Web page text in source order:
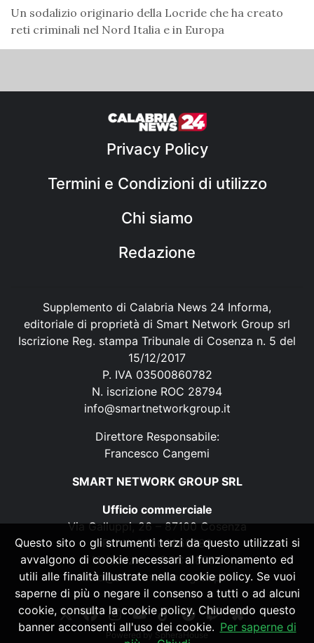
Un sodalizio originario della Locride che ha creato
reti criminali nel Nord Italia e in Europa
Privacy Policy
Termini e Condizioni di utilizzo
Chi siamo
Redazione
Supplemento di Calabria News 24 Informa,
editoriale di proprietà di Smart Network Group srl
Iscrizione Reg. stampa Tribunale di Cosenza n. 5 del
15/12/2017
P. IVA 03500860782
N. iscrizione ROC 28794
info@smartnetworkgroup.it
Direttore Responsabile:
Francesco Cangemi
SMART NETWORK GROUP SRL
Ufficio commerciale
Via Galluppi, 26 – 87100 Cosenza
P. IVA 03500860782
N. iscrizione ROC 28794
info@smartnetworkgroup.it
Powered by SpheraHouse
Questo sito o gli strumenti terzi da questo utilizzati si
avvalgono di cookie necessari al funzionamento ed
utili alle finalità illustrate nella cookie policy. Se vuoi
saperne di più o negare il consenso a tutti o ad alcuni
cookie, consulta la cookie policy. Chiudendo questo
banner acconsenti all'uso dei cookie. Per saperne di